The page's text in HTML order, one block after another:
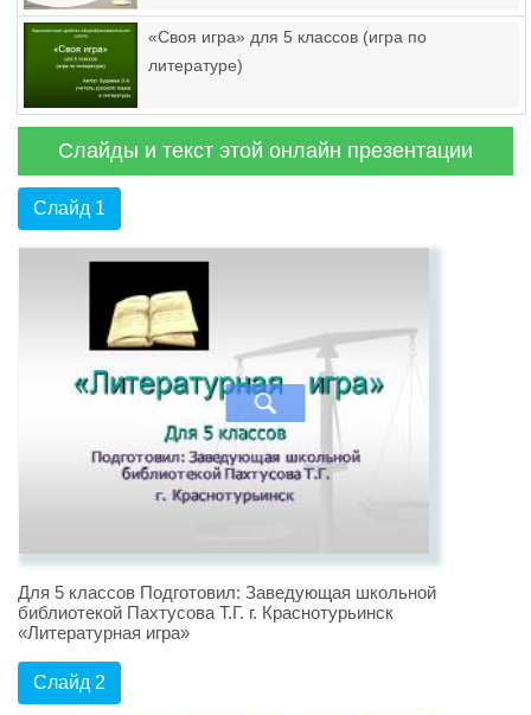
«Своя игра» для 5 классов (игра по
литературе)
Слайды и текст этой онлайн презентации
Слайд 1
Для 5 классов Подготовил: Заведующая школьной
библиотекой Пахтусова Т.Г. г. Краснотурьинск
«Литературная игра»
Слайд 2